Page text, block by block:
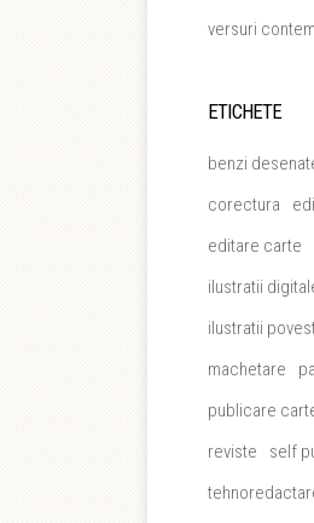
versuri
ETICHETE
benzi
corectura
editare carte
ilustratii
ilustratii
machetare
publicare
reviste
self